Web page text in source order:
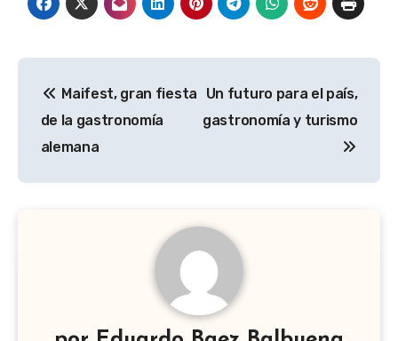
de
entradas
Maifest, gran fiesta
de la gastronomía
alemana
Un futuro para el país,
gastronomía y turismo